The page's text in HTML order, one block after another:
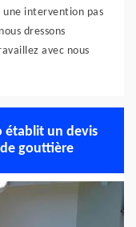
intervention pas
dressons
avec nous
établit un devis
gouttière